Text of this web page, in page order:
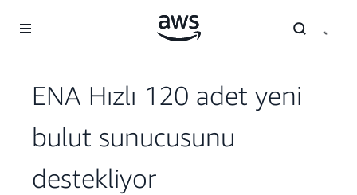
ENA Hızlı 120 adet yeni
bulut sunucusunu
destekliyor